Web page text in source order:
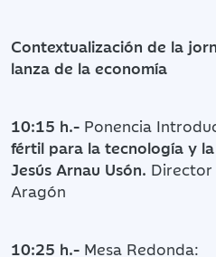
Contextualización de la
lanza de la economía
10:15 h.- Ponencia
fértil para la tecnología y
Jesús Arnau Usón. Director
Aragón
10:25 h.- Mesa Redonda: